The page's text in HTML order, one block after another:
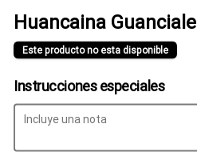
orégano
Huancaina Guanciale
Este producto no esta disponible
Instrucciones especiales